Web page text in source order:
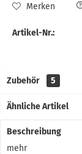
Merken
Artikel-Nr.:
Zubehör 5
Ähnliche Artikel
Beschreibung
mehr